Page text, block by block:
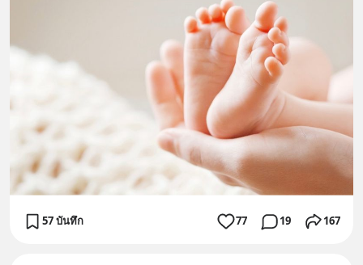
57 บันทึก 77 19 167